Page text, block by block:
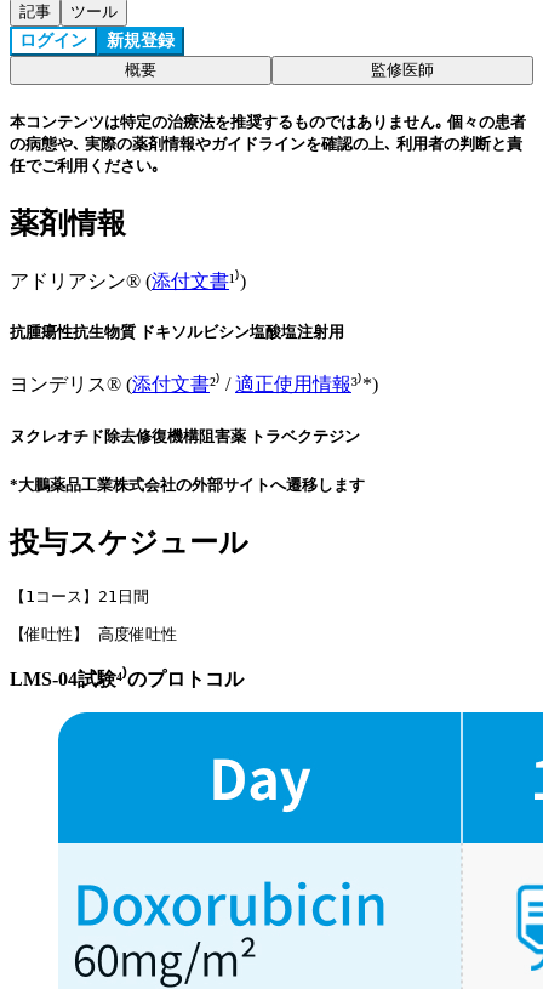
記事 ツール
ログイン 新規登録
概要 監修医師
本コンテンツは特定の治療法を推奨するものではありません｡ 個々の患者
の病態や､ 実際の薬剤情報やガイドラインを確認の上､ 利用者の判断と責
任でご利用ください｡
薬剤情報
アドリアシン® (添付文書¹⁾)
抗腫瘍性抗生物質 ドキソルビシン塩酸塩注射用
ヨンデリス® (添付文書²⁾ /適正使用情報³⁾*)
ヌクレオチド除去修復機構阻害薬 トラベクテジン
*大鵬薬品工業株式会社の外部サイトへ遷移します
投与スケジュール
【1コース】21日間
【催吐性】 高度催吐性
LMS-04試験⁴⁾のプロトコル